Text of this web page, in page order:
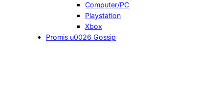
Computer/PC
Playstation
Xbox
Promis u0026 Gossip